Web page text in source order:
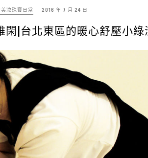
妝珠寶日常 2016 年 7 月 24 日
閑|台北東區的暖心舒壓小綠